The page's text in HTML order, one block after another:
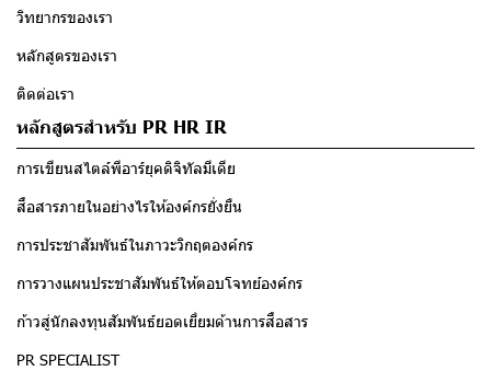
วิทยากรของเรา
หลักสูตรของเรา
ติดต่อเรา
หลักสูตรสำหรับ PR HR IR
การเขียนสไตล์พีอาร์ยุคดิจิทัลมีเดีย
สื่อสารภายในอย่างไรให้องค์กรยั่งยืน
การประชาสัมพันธ์ในภาวะวิกฤตองค์กร
การวางแผนประชาสัมพันธ์ให้ตอบโจทย์องค์กร
ก้าวสู่นักลงทุนสัมพันธ์ยอดเยี่ยมด้านการสื่อสาร
PR SPECIALIST